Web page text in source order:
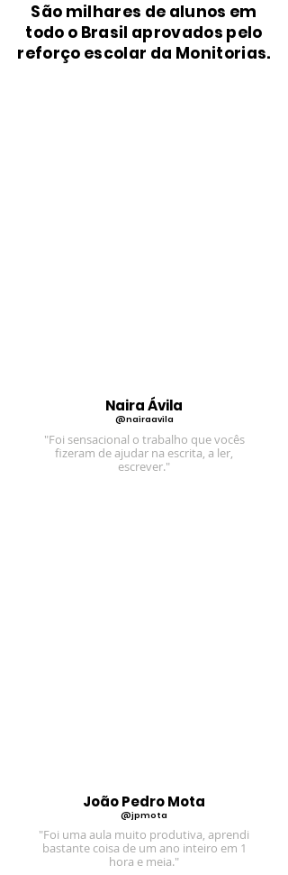
São milhares de alunos em
todo o Brasil aprovados pelo
reforço escolar da Monitorias.
Naira Ávila
@nairaavila
"Foi sensacional o trabalho que vocês
fizeram de ajudar na escrita, a ler,
escrever."
João Pedro Mota
@jpmota
"Foi uma aula muito produtiva, aprendi
bastante coisa de um ano inteiro em 1
hora e meia."